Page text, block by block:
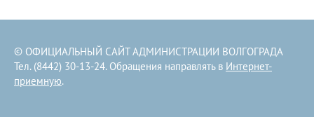
© ОФИЦИАЛЬНЫЙ САЙТ АДМИНИСТРАЦИИ ВОЛГОГРАДА
Тел. (8442) 30-13-24. Обращения направлять в Интернет-
приемную.